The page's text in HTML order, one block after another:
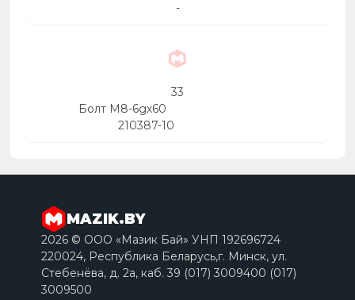
-
33
Болт М8-6gх60
210387-10
MAZIK.BY
2026 © ООО «Мазик Бай» УНП 192696724
220024, Республика Беларусь,г. Минск, ул.
Стебенёва, д. 2a, каб. 39 (017) 3009400 (017)
3009500